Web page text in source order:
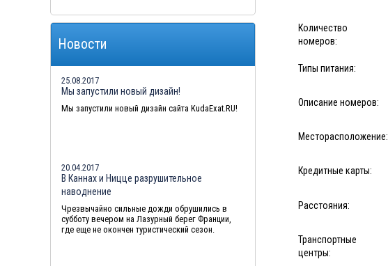
Количество
номеров:
Типы питания:
Описание номеров:
Месторасположение:
Кредитные карты:
Расстояния:
Транспортные
центры:
Новости
25.08.2017
Мы запустили новый дизайн!
Мы запустили новый дизайн сайта KudaExat.RU!
20.04.2017
В Каннах и Ницце разрушительное
наводнение
Чрезвычайно сильные дожди обрушились в
субботу вечером на Лазурный берег Франции,
где еще не окончен туристический сезон.